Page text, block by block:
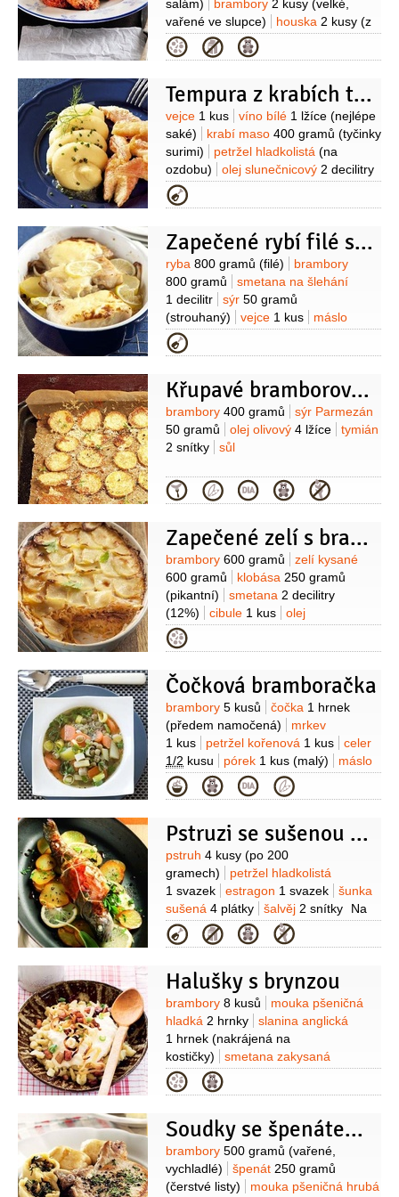
(rozpuštěné)
droždí 25 gramů
cukr
3 lžíce
sůl1 špetka Na marmeládu:
zázvor1 lžička (strouhaný
(nastrouhná najemno)
cukr krystal
4 lžíce
voda1 decilitr
salám)
brambory 2 kusy (velké,
vařené ve slupce)
houska 2 kusy (z
předešlého dne)
1 kus (malé) vejce1 kus (vařené
1 decilitr
česnek 4 stroužky
Kategorie
Tempura z krabích tyčinek s bramborovo-fenyklovou kaší
Suroviny
vejce 1 kus víno bílé 1 lžíce (nejlépe
saké)
krabí maso 400 gramů (tyčinky
surimi)
petržel hladkolistá (na
ozdobu)
olej slunečnicový 2 decilitry
(na smažení)
hladká3/4hrnku
voda
1/2hrnku (na obalení)
moučka
kukuřičná (škrob)1/4 hrnku
brambory850 gramů
mléko
2 decilitry
fenykl kusu
olivový
3 lžíce sůl
Kategorie
Zapečené rybí filé s bramborami a limetkami
Suroviny
ryba 800 gramů (filé)
brambory
800 gramů
smetana na šlehání
1 decilitr
sýr 50 gramů
(strouhaný)
vejce 1 kus
máslo
30 gramů
2 kusy
šťáva limetková2 lžíce
Kategorie
Křupavé bramborové lupínky
Suroviny
brambory 400 gramů
sýr Parmezán
50 gramů
olej olivový 4 lžíce
tymián
2 snítky
sůl
Kategorie
Zapečené zelí s bramborami a klobásou
Suroviny
brambory 600 gramů
zelí kysané
600 gramů
klobása 250 gramů
(pikantní)
smetana 2 decilitry
(12%)
cibule 1 kus
olej
4 lžíce
(mletá)
rajčatový protlak
Kategorie
Čočková bramboračka
Suroviny
brambory 5 kusů čočka 1 hrnek
(předem namočená)
mrkev
1 kus
petržel kořenová 1 kus
celer
1/2 kusu pórek 1 kus (malý)
máslo
1 lžíce
majoránka1 lžíce
Kategorie
Pstruzi se sušenou šunkou
Suroviny
pstruh 4 kusy (po 200
gramech)
petržel hladkolistá
1 svazek
estragon 1 svazek
šunka
sušená 4 plátky šalvěj 2 snítky
Na
přílohu: sůl
brambory
600 gramů
šťáva citronová1 kus (z
4 lžíce
pepř černý(mletý)
Kategorie
Halušky s brynzou
Suroviny
brambory 8 kusů
mouka pšeničná
hladká 2 hrnky
slanina anglická
1 hrnek (nakrájená na
kostičky)
smetana zakysaná
1 hrnek
cibule
1 kus
sádlo2 lžíce sůl
sýr Brynza
Kategorie
Soudky se špenátem, lilkem a slaninou
Suroviny
brambory 500 gramů (vařené,
vychladlé)
špenát 250 gramů
(čerstvé listy)
mouka pšeničná hrubá